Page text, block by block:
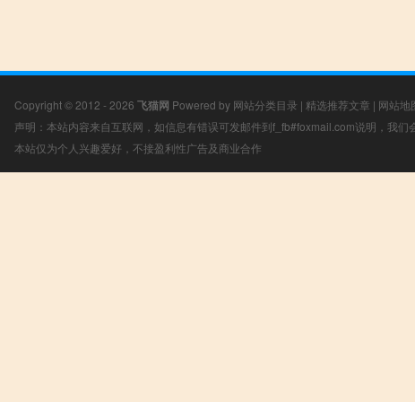
Copyright © 2012 - 2026 飞猫网 Powered by 网站分类目录 | 精选推荐文章 | 网站地
声明：本站内容来自互联网，如信息有错误可发邮件到f_fb#foxmail.com说明，我们
本站仅为个人兴趣爱好，不接盈利性广告及商业合作